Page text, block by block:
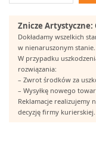
Znicze Artystyczne:
Dokładamy wszelkich
w nienaruszonym stanie.
W przypadku
rozwiązania:
– Zwrot środków za
– Wysyłkę nowego
Reklamacje realizujemy
decyzję firmy kurierskiej.